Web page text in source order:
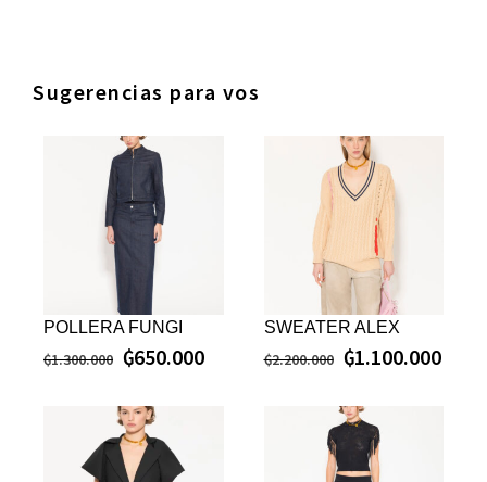
Sugerencias para vos
POLLERA FUNGI
₲1.300.000 ₲650.000
SWEATER ALEX
₲2.200.000 ₲1.100.000